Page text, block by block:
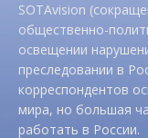
SOTAvision
общественно-
освещении
преследовании в
корреспондентов
мира, но большая
работать в России.